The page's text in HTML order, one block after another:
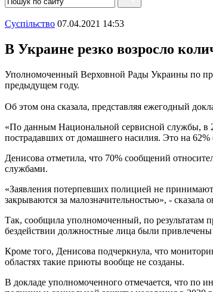
Суспiльство 07.04.2021 14:53
В Украине резко возросло
Уполномоченный Верховной Рады Украины по
предыдущем году.
Об этом она сказала, представляя ежегодный
«По данным Национальной сервисной службы, в
пострадавших от домашнего насилия. Это на 62%
Денисова отметила, что 70% сообщений
службами.
«Заявления потерпевших полицией не
закрываются за малозначительностью», - сказала
Так, сообщила уполномоченный, по результатам
бездействии должностные лица были
Кроме того, Денисова подчеркнула, что
областях такие приюты вообще не созданы.
В докладе уполномоченного отмечается, что по